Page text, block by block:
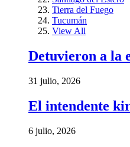
Tierra del Fuego
Tucumán
View All
Detuvieron a la
31 julio, 2026
El intendente
6 julio, 2026